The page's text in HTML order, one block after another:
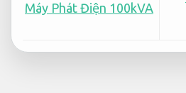
Máy Phát Điện 100kVA